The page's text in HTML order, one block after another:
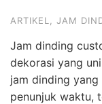
ARTIKEL JAM
Jam dinding
dekorasi yang
jam dinding
penunjuk waktu,